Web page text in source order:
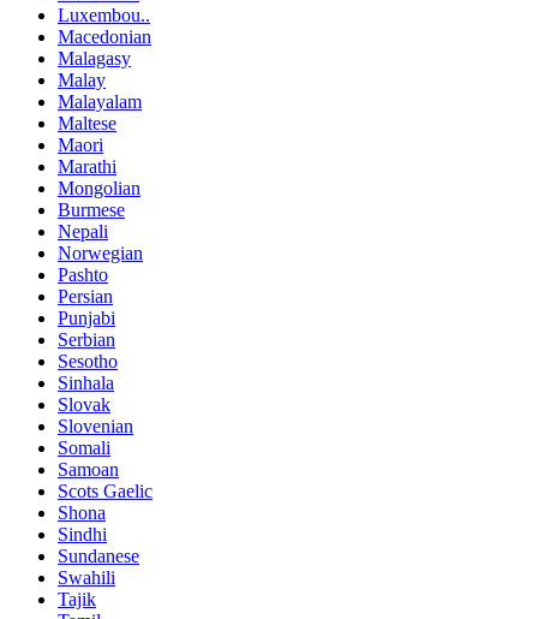
Luxembou..
Macedonian
Malagasy
Malay
Malayalam
Maltese
Maori
Marathi
Mongolian
Burmese
Nepali
Norwegian
Pashto
Persian
Punjabi
Serbian
Sesotho
Sinhala
Slovak
Slovenian
Somali
Samoan
Scots Gaelic
Shona
Sindhi
Sundanese
Swahili
Tajik